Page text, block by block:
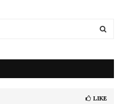
LIKE